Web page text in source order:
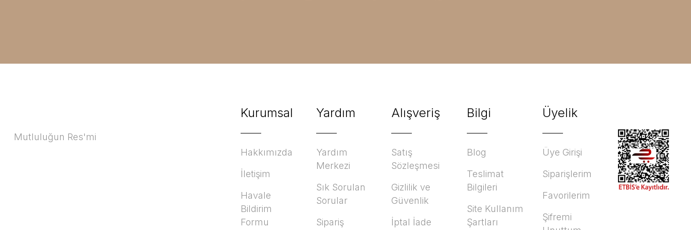
Mutluluğun Res'mi
Kurumsal
Hakkımızda
İletişim
Havale
Bildirim
Formu
Yardım
Yardım
Merkezi
Sık Sorulan
Sorular
Sipariş
Alışveriş
Satış
Sözleşmesi
Gizlilik ve
Güvenlik
İptal İade
Bilgi
Blog
Teslimat
Bilgileri
Site Kullanım
Şartları
Üyelik
Üye Girişi
Siparişlerim
Favorilerim
Şifremi